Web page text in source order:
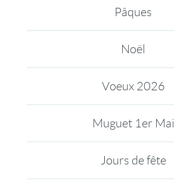
Pâques
Noël
Voeux 2026
Muguet 1er Mai
Jours de fête